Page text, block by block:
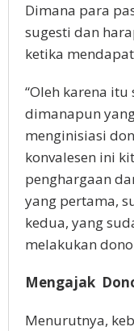
Dimana para
sugesti dan
ketika
“Oleh karena
dimanapun
menginisiasi
konvalesen ini
penghargaan
yang pertama,
kedua, yang
melakukan
Mengajak
Menurutnya,